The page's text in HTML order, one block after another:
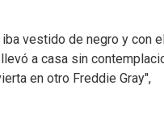
vestido de negro y con el
a casa sin
en otro Freddie Gray",